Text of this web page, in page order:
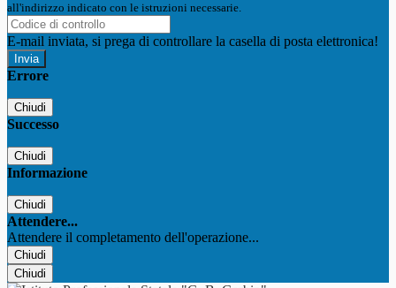
all'indirizzo indicato con le istruzioni necessarie.
E-mail inviata, si prega di controllare la casella di posta elettronica!
Errore
Chiudi
Successo
Chiudi
Informazione
Chiudi
Attendere...
Attendere il completamento dell'operazione...
Chiudi
Chiudi